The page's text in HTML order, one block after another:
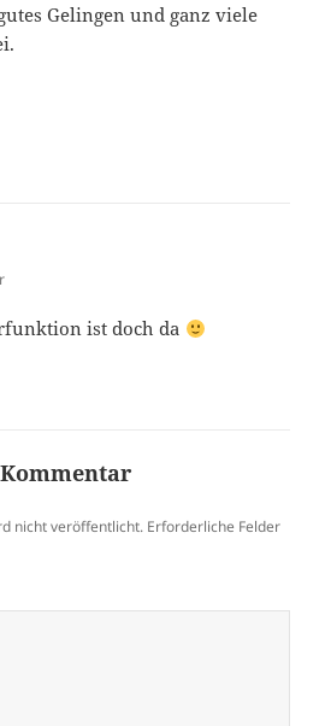
Gelingen und ganz viele
ist doch da
nicht veröffentlicht. Erforderliche Felder